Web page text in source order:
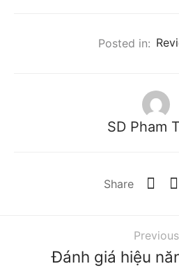
Posted in:
SD Pham
Share
Previous
Đánh giá hiệu